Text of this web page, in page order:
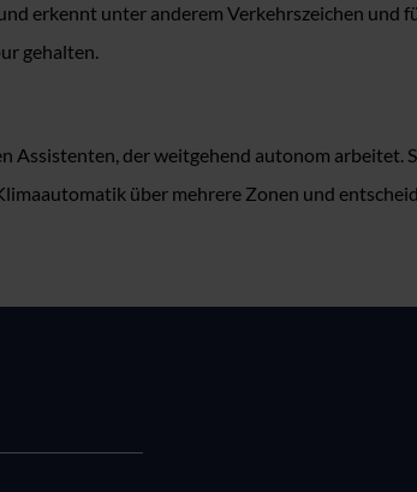
erkennt unter anderem Verkehrszeichen
gehalten.
der weitgehend autonom arbeitet.
über mehrere Zonen und